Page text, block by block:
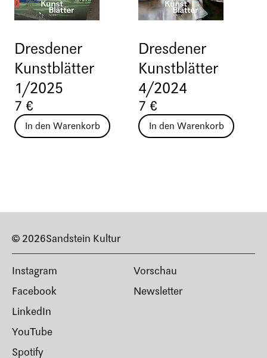
Dresdener
Kunstblätter
1/2025
7 €
In den Warenkorb
Dresdener
Kunstblätter
4/2024
7 €
In den Warenkorb
© 2026Sandstein Kultur
Instagram
Facebook
LinkedIn
YouTube
Spotify
Vorschau
Newsletter